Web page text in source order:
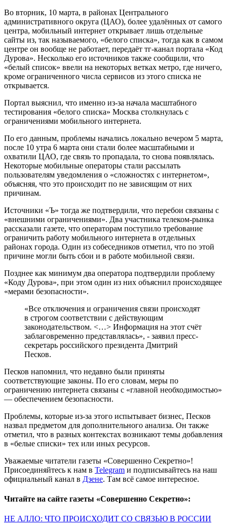
Во вторник, 10 марта, в районах Центрального
административного округа (ЦАО), более удалённых от самого
центра, мобильный интернет открывает лишь отдельные
сайты из, так называемого, «белого списка», тогда как в самом
центре он вообще не работает, передаёт тг-канал портала «Код
Дурова». Несколько его источников также сообщили, что
«белый список» ввели на некоторых ветках метро, где ничего,
кроме ограниченного числа сервисов из этого списка не
открывается.
Портал выяснил, что именно из-за начала масштабного
тестирования «белого списка» Москва столкнулась с
ограничениями мобильного интернета.
По его данным, проблемы начались локально вечером 5 марта,
после 10 утра 6 марта они стали более масштабными и
охватили ЦАО, где связь то пропадала, то снова появлялась.
Некоторые мобильные операторы стали рассылать
пользователям уведомления о «сложностях с интернетом»,
объясняя, что это происходит по не зависящим от них
причинам.
Источники «Ъ» тогда же подтвердили, что перебои связаны с
«внешними ограничениями». Два участника телеком-рынка
рассказали газете, что операторам поступило требование
ограничить работу мобильного интернета в отдельных
районах города. Один из собеседников отметил, что по этой
причине могли быть сбои и в работе мобильной связи.
Позднее как минимум два оператора подтвердили проблему
«Коду Дурова», при этом один из них объяснил происходящее
«мерами безопасности».
«Все отключения и ограничения связи происходят
в строгом соответствии с действующим
законодательством. <…> Информация на этот счёт
заблаговременно представлялась», - заявил пресс-
секретарь российского президента Дмитрий
Песков.
Песков напомнил, что недавно были приняты
соответствующие законы. По его словам, меры по
ограничению интернета связаны с «главной необходимостью»
— обеспечением безопасности.
Проблемы, которые из-за этого испытывает бизнес, Песков
назвал предметом для дополнительного анализа. Он также
отметил, что в разных контекстах возникают темы добавления
в «белые списки» тех или иных ресурсов.
Уважаемые читатели газеты «Совершенно Секретно»!
Присоединяйтесь к нам в Telegram и подписывайтесь на наш
официальный канал в Дзене. Там всё самое интересное.
Читайте на сайте газеты «Совершенно Секретно»:
НЕ АЛЛО: ЧТО ПРОИСХОДИТ СО СВЯЗЬЮ В РОССИИ